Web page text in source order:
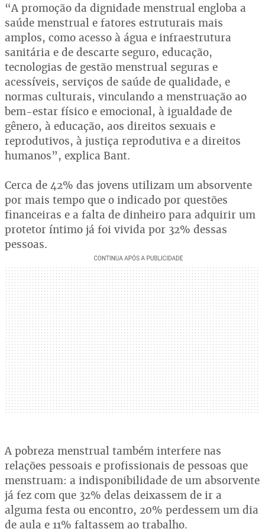
“A promoção da dignidade menstrual engloba a
saúde menstrual e fatores estruturais mais
amplos, como acesso à água e infraestrutura
sanitária e de descarte seguro, educação,
tecnologias de gestão menstrual seguras e
acessíveis, serviços de saúde de qualidade, e
normas culturais, vinculando a menstruação ao
bem-estar físico e emocional, à igualdade de
gênero, à educação, aos direitos sexuais e
reprodutivos, à justiça reprodutiva e a direitos
humanos”, explica Bant.
Cerca de 42% das jovens utilizam um absorvente
por mais tempo que o indicado por questões
financeiras e a falta de dinheiro para adquirir um
protetor íntimo já foi vivida por 32% dessas
pessoas.
A pobreza menstrual também interfere nas
relações pessoais e profissionais de pessoas que
menstruam: a indisponibilidade de um absorvente
já fez com que 32% delas deixassem de ir a
alguma festa ou encontro, 20% perdessem um dia
de aula e 11% faltassem ao trabalho.